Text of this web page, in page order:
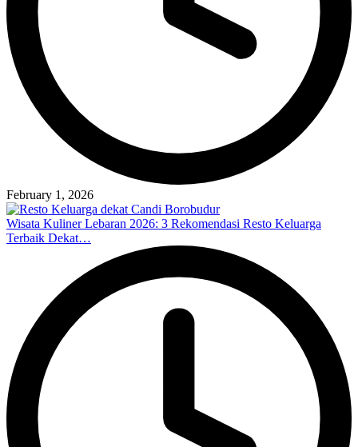
February 1, 2026
Wisata Kuliner Lebaran 2026: 3 Rekomendasi Resto Keluarga
Terbaik Dekat…